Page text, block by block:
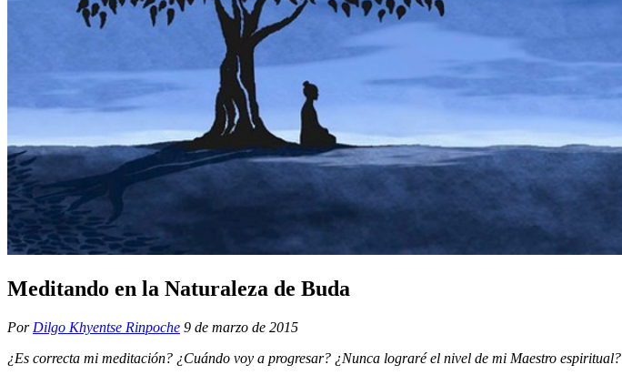
Meditando en la Naturaleza de Buda
Por Dilgo Khyentse Rinpoche 9 de marzo de 2015
¿Es correcta mi meditación? ¿Cuándo voy a progresar? ¿Nunca lograré el nivel de mi Maestro espiritual?